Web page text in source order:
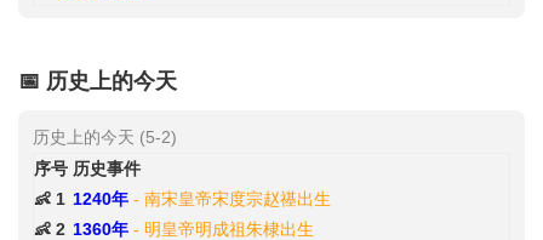
📅 历史上的今天
历史上的今天 (5-2)
序号 历史事件
👶 1 1240年 - 南宋皇帝宋度宗赵禥出生
👶 2 1360年 - 明皇帝明成祖朱棣出生